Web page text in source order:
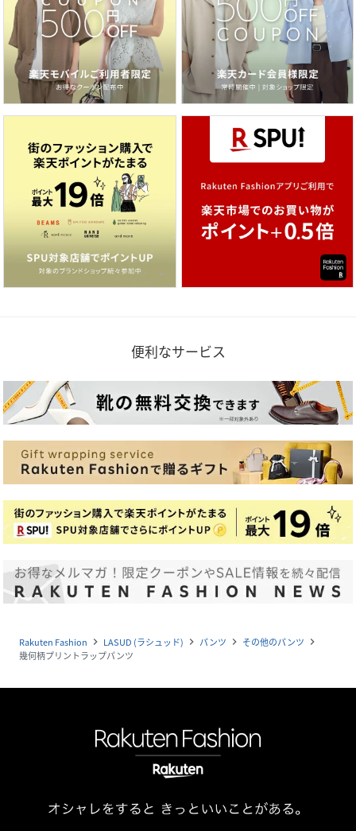
便利なサービス
Rakuten Fashion navigate_next LASUD (ラシュッド) navigate_next パンツ navigate_next その他のパンツ navigate_next
幾何柄プリントラップパンツ